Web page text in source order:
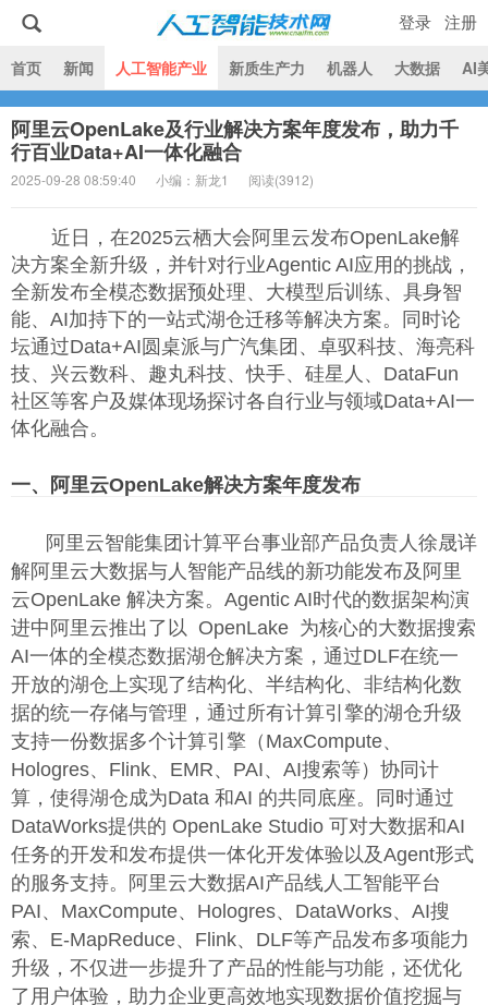
人工智能技术网
首页 新闻 人工智能产业 新质生产力 机器人 大数据 AI
登录 注册
阿里云OpenLake及行业解决方案年度发布，助力千
行百业Data+AI一体化融合
2025-09-28 08:59:40 小编：新龙1 阅读(3912)
近日，在2025云栖大会阿里云发布OpenLake解
决方案全新升级，并针对行业Agentic AI应用的挑战，
全新发布全模态数据预处理、大模型后训练、具身智
能、AI加持下的一站式湖仓迁移等解决方案。同时论
坛通过Data+AI圆桌派与广汽集团、卓驭科技、海亮科
技、兴云数科、趣丸科技、快手、硅星人、DataFun
社区等客户及媒体现场探讨各自行业与领域Data+AI一
体化融合。
一、阿里云OpenLake解决方案年度发布
阿里云智能集团计算平台事业部产品负责人徐晟详
解阿里云大数据与人智能产品线的新功能发布及阿里
云OpenLake 解决方案。Agentic AI时代的数据架构演
进中阿里云推出了以 OpenLake 为核心的大数据搜索
AI一体的全模态数据湖仓解决方案，通过DLF在统一
开放的湖仓上实现了结构化、半结构化、非结构化数
据的统一存储与管理，通过所有计算引擎的湖仓升级
支持一份数据多个计算引擎（MaxCompute、
Hologres、Flink、EMR、PAI、AI搜索等）协同计
算，使得湖仓成为Data 和AI 的共同底座。同时通过
DataWorks提供的 OpenLake Studio 可对大数据和AI
任务的开发和发布提供一体化开发体验以及Agent形式
的服务支持。阿里云大数据AI产品线人工智能平台
PAI、MaxCompute、Hologres、DataWorks、AI搜
索、E-MapReduce、Flink、DLF等产品发布多项能力
升级，不仅进一步提升了产品的性能与功能，还优化
了用户体验，助力企业更高效地实现数据价值挖掘与